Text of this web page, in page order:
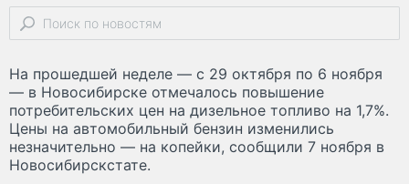
На прошедшей неделе — с 29 октября по 6 ноября
— в Новосибирске отмечалось повышение
потребительских цен на дизельное топливо на 1,7%.
Цены на автомобильный бензин изменились
незначительно — на копейки, сообщили 7 ноября в
Новосибирскстате.